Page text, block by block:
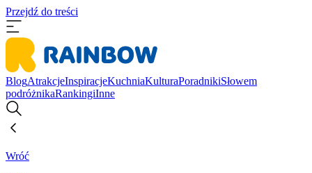
Przejdź do treści
BlogAtrakcjeInspiracjeKuchniaKulturaPoradnikiSłowem
podróżnikaRankingiInne
Wróć